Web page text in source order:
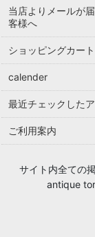
当店よりメールが
客様へ
ショッピングカート
calender
最近チェックした
ご利用案内
サイト内全ての
antique